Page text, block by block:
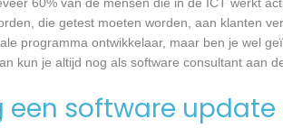
60% van de mensen die in de ICT werkt
die getest moeten worden, aan klanten
programma ontwikkelaar, maar ben je wel
kun je altijd nog als software consultant aan
software